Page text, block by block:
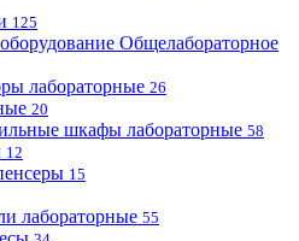
125
Общелабораторное
лабораторные 26
20
шкафы лабораторные 58
12
15
лабораторные 55